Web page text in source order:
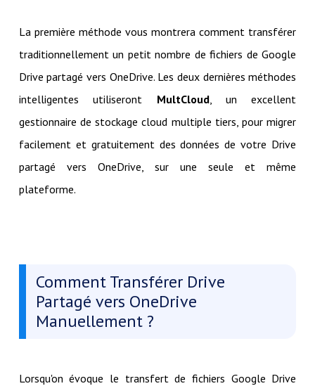
La première méthode vous montrera comment transférer
traditionnellement un petit nombre de fichiers de Google
Drive partagé vers OneDrive. Les deux dernières méthodes
intelligentes utiliseront MultCloud, un excellent
gestionnaire de stockage cloud multiple tiers, pour migrer
facilement et gratuitement des données de votre Drive
partagé vers OneDrive, sur une seule et même
plateforme.
Comment Transférer Drive
Partagé vers OneDrive
Manuellement ?
Lorsqu'on évoque le transfert de fichiers Google Drive